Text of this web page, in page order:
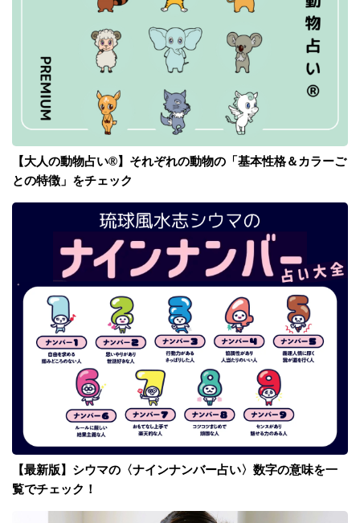
【大人の動物占い®】それぞれの動物の「基本性格＆カラーご
との特徴」をチェック
【最新版】シウマの〈ナインナンバー占い〉数字の意味を一
覧でチェック！